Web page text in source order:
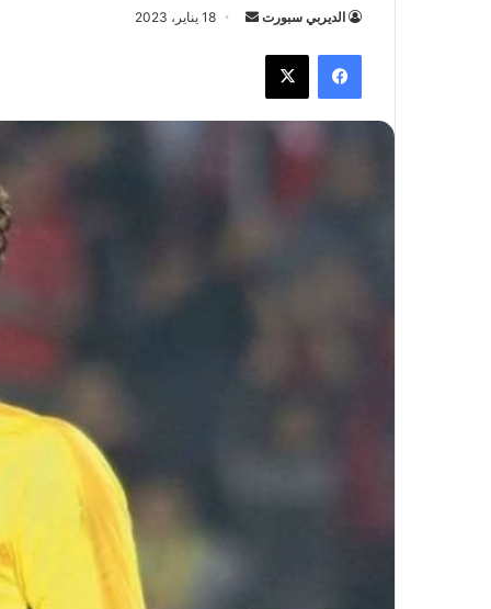
الديربي سبورت
ب
18 يناير، 2023
فيسبوك